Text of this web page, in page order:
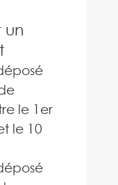
un
le 1er
le 10